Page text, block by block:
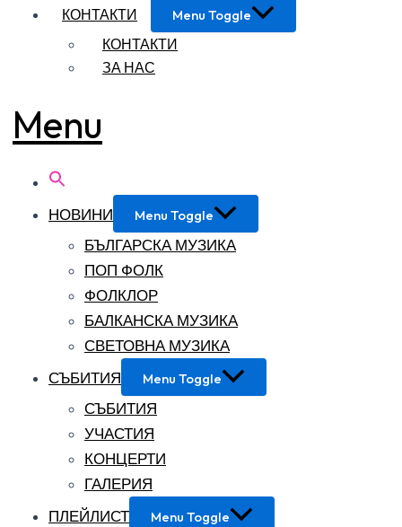
КОНТАКТИ
Menu Toggle
КОНТАКТИ
ЗА НАС
Menu
НОВИНИ Menu Toggle
БЪЛГАРСКА МУЗИКА
ПОП ФОЛК
ФОЛКЛОР
БАЛКАНСКА МУЗИКА
СВЕТОВНА МУЗИКА
СЪБИТИЯ
Menu Toggle
СЪБИТИЯ
УЧАСТИЯ
КОНЦЕРТИ
ГАЛЕРИЯ
ПЛЕЙЛИСТ
Menu Toggle